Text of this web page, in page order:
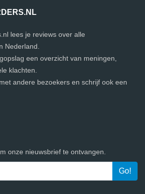
lees je reviews over alle
Nederland.
een overzicht van meningen,
klachten.
andere bezoekers en schrijf ook een
onze nieuwsbrief te ontvangen.